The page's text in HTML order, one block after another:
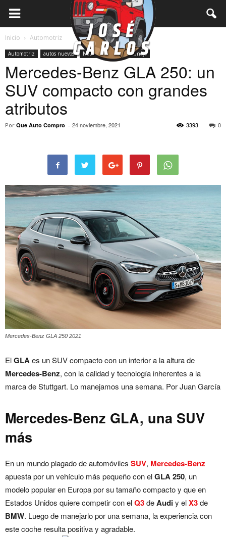
Inicio Automotriz
Automotriz autos nuevos Notas prueba de manejo
Mercedes-Benz GLA 250: un
SUV compacto con grandes
atributos
Por Que Auto Compro - 24 noviembre, 2021 0
3393
Mercedes-Benz GLA 250 2021
ElGLAes un SUV compacto con un interior a la altura de
Mercedes-Benz, con la calidad y tecnología inherentes a la
marca de Stuttgart. Lo manejamos una semana. Por Juan García
Mercedes-Benz GLA, una SUV
más
En un mundo plagado de automóviles SUV, Mercedes-Benz
apuesta por un vehículo más pequeño con elGLA 250, un
modelo popular en Europa por su tamaño compacto y que en
Estados Unidos quiere competir con elQ3deAudiy elX3de
BMW. Luego de manejarlo por una semana, la experiencia con
este coche resulta positiva y agradable.